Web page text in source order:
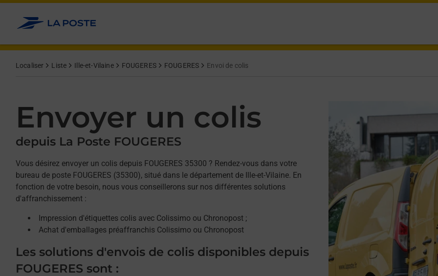
Allez au contenu
Localiser Liste Ille-et-Vilaine FOUGERES FOUGERES Envoi de colis
Envoyer un colis
depuis La Poste FOUGERES
Vous désirez envoyer un colis depuis FOUGERES 35300 ? Rendez-vous dans votre
bureau de poste FOUGERES (35300), situé dans le département de Ille-et-Vilaine. En
fonction de votre besoin, nous vous conseillerons sur nos différentes solutions
d'affranchissement :
Impression d'étiquettes colis avec Colissimo ou Chronopost ;
Achat d'emballages préaffranchis Colissimo ou Chronopost
Les solutions d'envois de colis disponibles depuis
FOUGERES sont :
Afficher ou masquer la réponse
Afficher ou masquer la réponse
Afficher ou masquer la réponse